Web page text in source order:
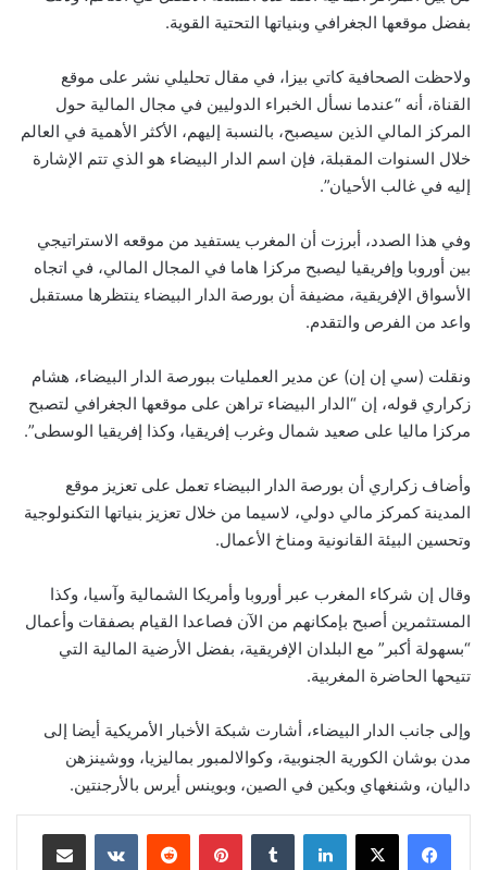
بفضل موقعها الجغرافي وبنياتها التحتية القوية.
ولاحظت الصحافية كاتي بيزا، في مقال تحليلي نشر على موقع
القناة، أنه “عندما نسأل الخبراء الدوليين في مجال المالية حول
المركز المالي الذين سيصبح، بالنسبة إليهم، الأكثر الأهمية في العالم
خلال السنوات المقبلة، فإن اسم الدار البيضاء هو الذي تتم الإشارة
إليه في غالب الأحيان”.
وفي هذا الصدد، أبرزت أن المغرب يستفيد من موقعه الاستراتيجي
بين أوروبا وإفريقيا ليصبح مركزا هاما في المجال المالي، في اتجاه
الأسواق الإفريقية، مضيفة أن بورصة الدار البيضاء ينتظرها مستقبل
واعد من الفرص والتقدم.
ونقلت (سي إن إن) عن مدير العمليات ببورصة الدار البيضاء، هشام
زكراري قوله، إن “الدار البيضاء تراهن على موقعها الجغرافي لتصبح
مركزا ماليا على صعيد شمال وغرب إفريقيا، وكذا إفريقيا الوسطى”.
وأضاف زكراري أن بورصة الدار البيضاء تعمل على تعزيز موقع
المدينة كمركز مالي دولي، لاسيما من خلال تعزيز بنياتها التكنولوجية
وتحسين البيئة القانونية ومناخ الأعمال.
وقال إن شركاء المغرب عبر أوروبا وأمريكا الشمالية وآسيا، وكذا
المستثمرين أصبح بإمكانهم من الآن فصاعدا القيام بصفقات وأعمال
“بسهولة أكبر” مع البلدان الإفريقية، بفضل الأرضية المالية التي
تتيحها الحاضرة المغربية.
وإلى جانب الدار البيضاء، أشارت شبكة الأخبار الأمريكية أيضا إلى
مدن بوشان الكورية الجنوبية، وكوالالمبور بماليزيا، ووشينزهن
داليان، وشنغهاي وبكين في الصين، وبوينس أيرس بالأرجنتين.
لينكدإن بينتيريست مشاركة عبر البريد